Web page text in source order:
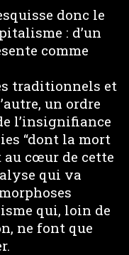
donc le
: d’un
comme
traditionnels et
un ordre
l’insignifiance
“dont la mort
au cœur de cette
qui va
qui, loin de
ne font que